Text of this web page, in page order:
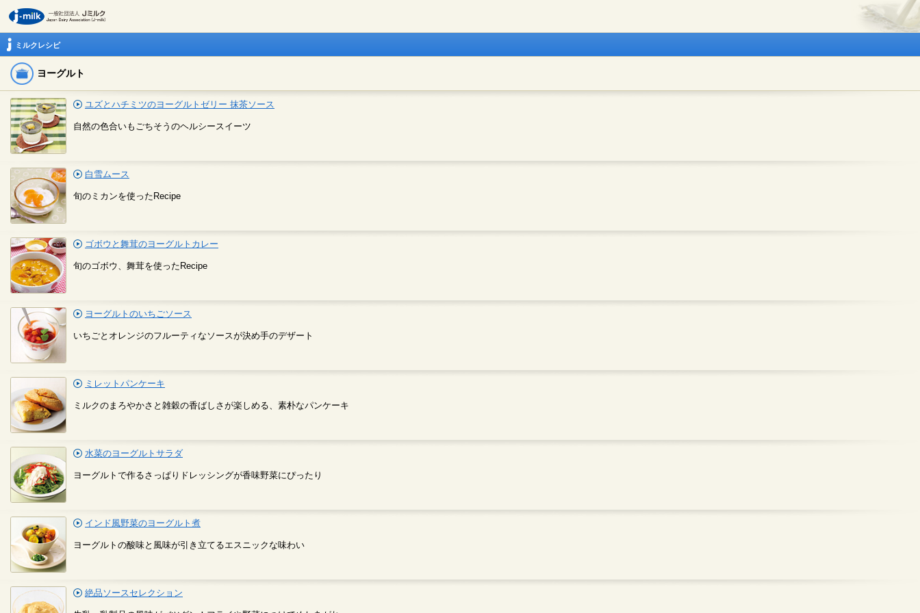
ミルクレシピ
ヨーグルト
ユズとハチミツのヨーグルトゼリー 抹茶ソース
自然の色合いもごちそうのヘルシースイーツ
白雪ムース
旬のミカンを使ったRecipe
ゴボウと舞茸のヨーグルトカレー
旬のゴボウ、舞茸を使ったRecipe
ヨーグルトのいちごソース
いちごとオレンジのフルーティなソースが決め手のデザート
ミレットパンケーキ
ミルクのまろやかさと雑穀の香ばしさが楽しめる、素朴なパンケーキ
水菜のヨーグルトサラダ
ヨーグルトで作るさっぱりドレッシングが香味野菜にぴったり
インド風野菜のヨーグルト煮
ヨーグルトの酸味と風味が引き立てるエスニックな味わい
絶品ソースセレクション